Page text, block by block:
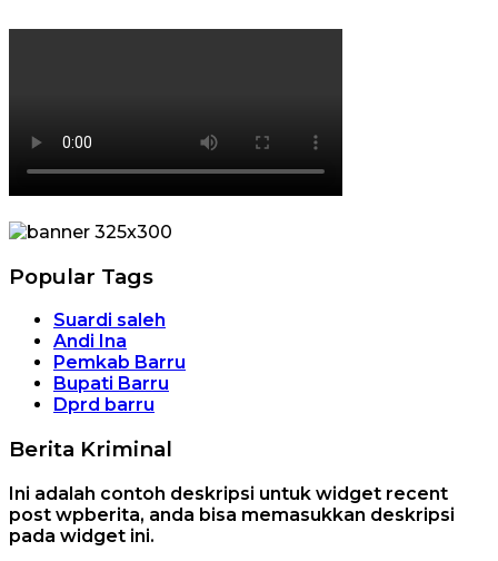
Popular Tags
Suardi saleh
Andi Ina
Pemkab Barru
Bupati Barru
Dprd barru
Berita Kriminal
Ini adalah contoh deskripsi untuk widget recent
post wpberita, anda bisa memasukkan deskripsi
pada widget ini.